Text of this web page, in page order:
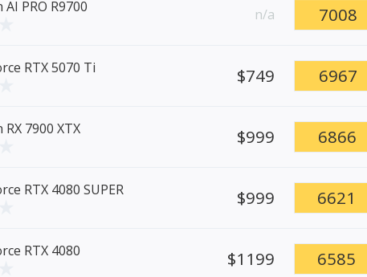
PRO R9700 n/a 7008
RTX 5070 Ti $749 6967
7900 XTX $999 6866
RTX 4080 SUPER $999 6621
RTX 4080 $1199 6585